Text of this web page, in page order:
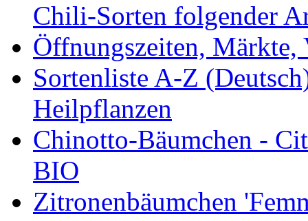
Chili-Sorten folgender
Öffnungszeiten, Märkte,
Sortenliste A-Z
Heilpflanzen
Chinotto-Bäumchen -
BIO
Zitronenbäumchen